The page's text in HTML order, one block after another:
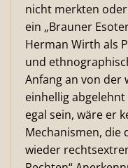
nicht merkten
ein „Brauner
Herman Wirth als
und
Anfang an von der
einhellig
egal sein, wäre er
Mechanismen, die
wieder